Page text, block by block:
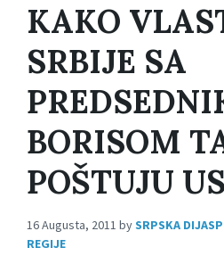
KAKO
SRBIJE SA
BORISOM
POŠTUJU
16 Augusta, 2011 bySRPSKA
REGIJE